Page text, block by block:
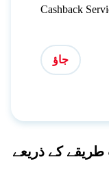
Cashback
جاؤ
طریقے کے ذریعے